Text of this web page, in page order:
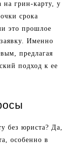
на грин-карту, у
срока
это прошлое
Именно
предлагая
подход к ее
без юриста? Да,
особенно в